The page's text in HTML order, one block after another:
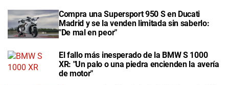
Compra una Supersport 950 S en Ducati
Madrid y se la venden limitada sin saberlo:
"De mal en peor"
El fallo más inesperado de la BMW S 1000
XR: "Un palo o una piedra encienden la avería
de motor"